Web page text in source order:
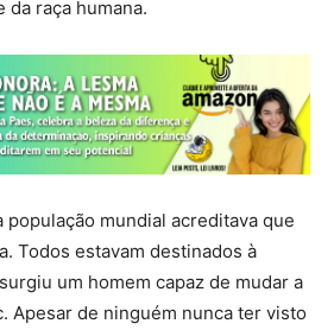
raça humana.
população mundial acreditava que
Todos estavam destinados à
um homem capaz de mudar a
Apesar de ninguém nunca ter visto